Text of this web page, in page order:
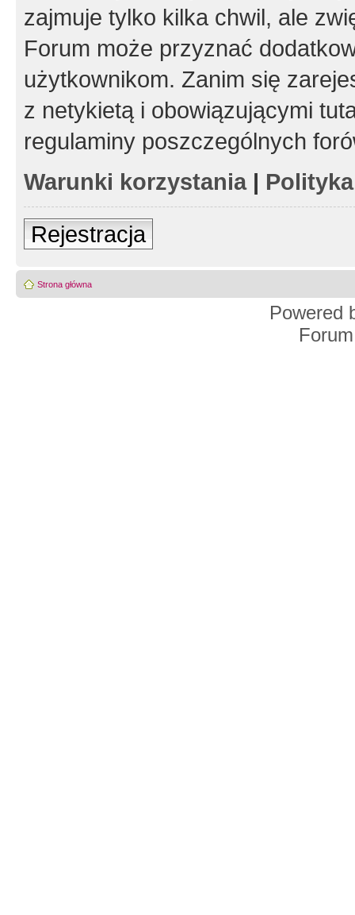
zajmuje tylko kilka chwil, ale
Forum może przyznać
użytkownikom. Zanim się
z netykietą i obowiązującymi
regulaminy poszczególnych
Warunki korzystania|
Rejestracja
Strona główna
Powered